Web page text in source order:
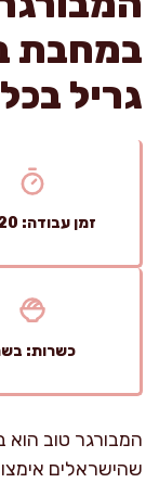
גריל
זמן עבודה: 20 דק'
כשרות:
המבורגר טוב הוא
שהישראלים